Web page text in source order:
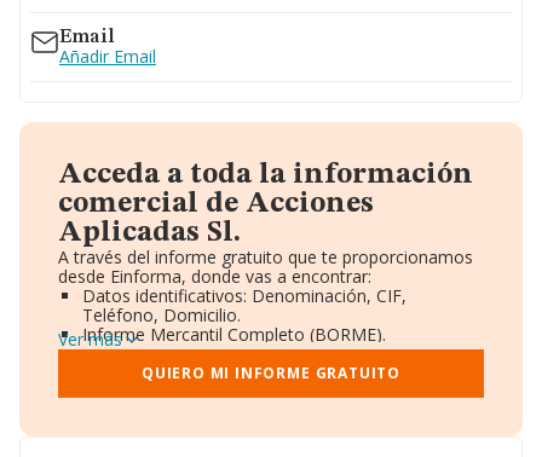
Email
Añadir Email
Acceda a toda la información
comercial de Acciones
Aplicadas Sl.
A través del informe gratuito que te proporcionamos
desde Einforma, donde vas a encontrar:
Datos identificativos: Denominación, CIF,
Teléfono, Domicilio.
Informe Mercantil Completo (BORME).
Gráficos de Evolución Ventas y Empleados.
Consejo de Administración y Administradores.
Directivos y Ejecutivos.
Ver más
QUIERO MI INFORME GRATUITO